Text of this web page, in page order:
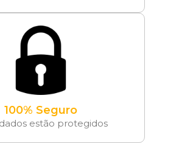
100% Seguro
estão protegidos